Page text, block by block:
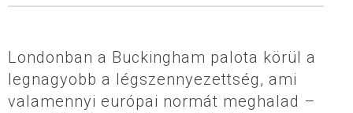
Londonban a Buckingham palota körül a
legnagyobb a légszennyezettség, ami
valamennyi európai normát meghalad –